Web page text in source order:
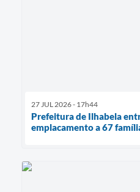
27 JUL 2026 - 17h44
Prefeitura de Ilhabela
emplacamento a 67